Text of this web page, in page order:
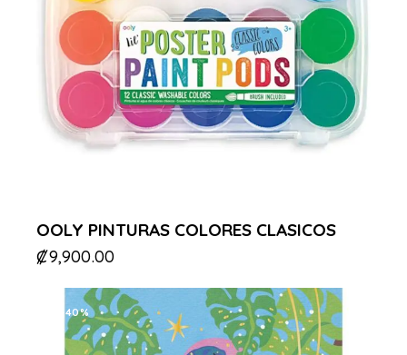
OOLY PINTURAS COLORES CLASICOS
₡9,900.00
-40%